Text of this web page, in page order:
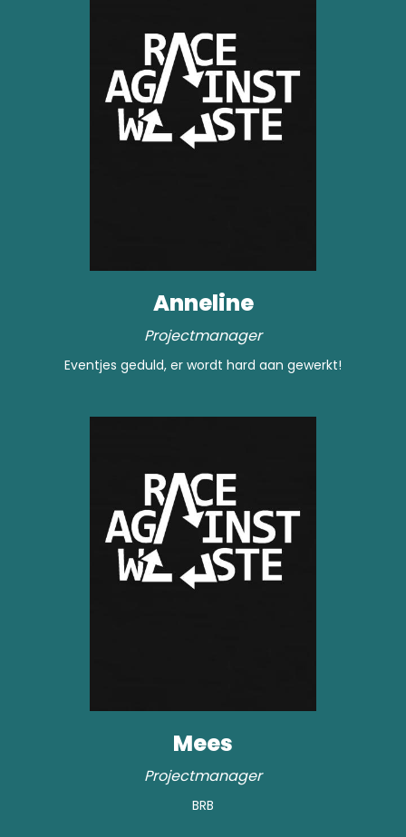
Anneline
Projectmanager
Eventjes geduld, er wordt hard aan gewerkt!
Mees
Projectmanager
BRB